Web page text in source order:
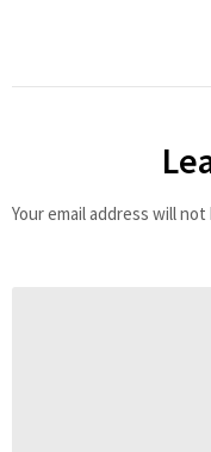
Your email address will